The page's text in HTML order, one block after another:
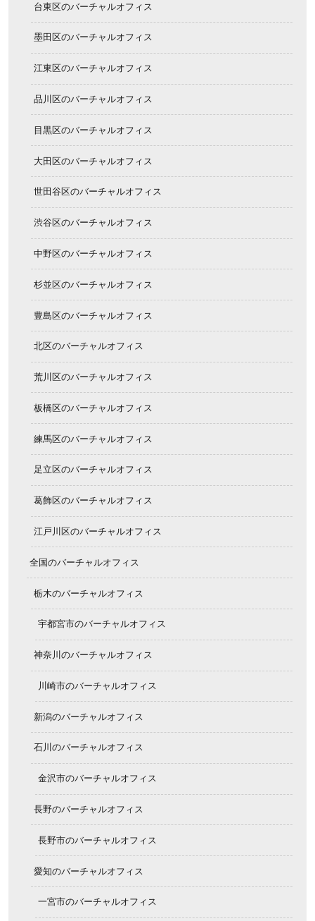
台東区のバーチャルオフィス
墨田区のバーチャルオフィス
江東区のバーチャルオフィス
品川区のバーチャルオフィス
目黒区のバーチャルオフィス
大田区のバーチャルオフィス
世田谷区のバーチャルオフィス
渋谷区のバーチャルオフィス
中野区のバーチャルオフィス
杉並区のバーチャルオフィス
豊島区のバーチャルオフィス
北区のバーチャルオフィス
荒川区のバーチャルオフィス
板橋区のバーチャルオフィス
練馬区のバーチャルオフィス
足立区のバーチャルオフィス
葛飾区のバーチャルオフィス
江戸川区のバーチャルオフィス
全国のバーチャルオフィス
栃木のバーチャルオフィス
宇都宮市のバーチャルオフィス
神奈川のバーチャルオフィス
川崎市のバーチャルオフィス
新潟のバーチャルオフィス
石川のバーチャルオフィス
金沢市のバーチャルオフィス
長野のバーチャルオフィス
長野市のバーチャルオフィス
愛知のバーチャルオフィス
一宮市のバーチャルオフィス